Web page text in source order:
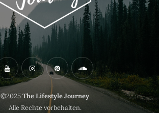
©2025The Lifestyle Journey
Alle Rechte vorbehalten.